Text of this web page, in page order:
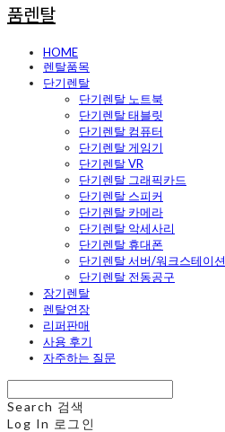
품렌탈
HOME
렌탈품목
단기렌탈
단기렌탈 노트북
단기렌탈 태블릿
단기렌탈 컴퓨터
단기렌탈 게임기
단기렌탈 VR
단기렌탈 그래픽카드
단기렌탈 스피커
단기렌탈 카메라
단기렌탈 악세사리
단기렌탈 휴대폰
단기렌탈 서버/워크스테이션
단기렌탈 전동공구
장기렌탈
렌탈연장
리퍼판매
사용 후기
자주하는 질문
Search 검색
Log In 로그인